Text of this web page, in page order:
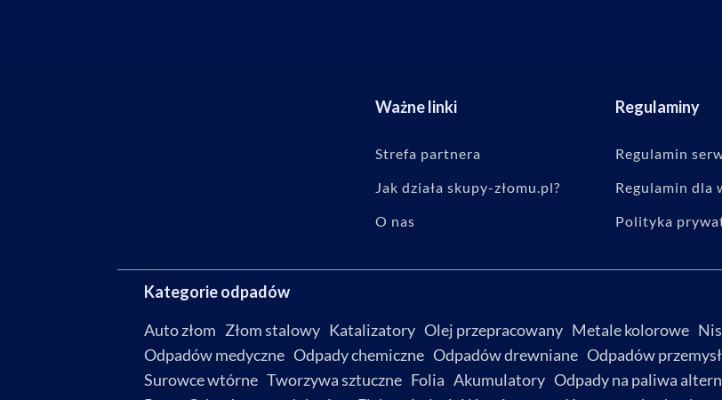
Ważne linki
Strefa partnera
Jak działa skupy-złomu.pl?
O nas
Regulaminy
Regulamin
Regulamin dla
Polityka
Kategorie odpadów
Auto złom Złom stalowy Katalizatory Olej przepracowany Metale kolorowe
Odpadów medyczne Odpady chemiczne Odpadów drewniane Odpadów
Surowce wtórne Tworzywa sztuczne Folia Akumulatory Odpady na paliwa